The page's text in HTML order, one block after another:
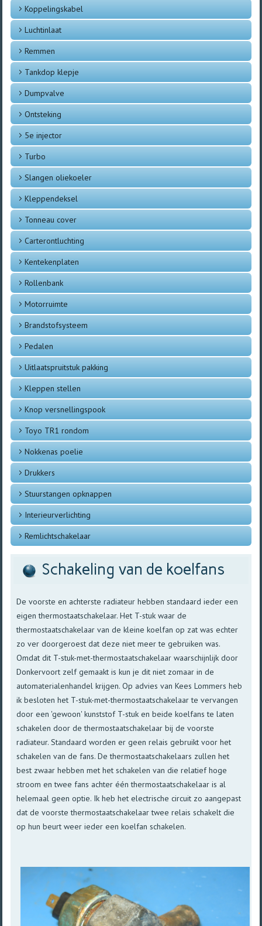
Koppelingskabel
Luchtinlaat
Remmen
Tankdop klepje
Dumpvalve
Ontsteking
5e injector
Turbo
Slangen oliekoeler
Kleppendeksel
Tonneau cover
Carterontluchting
Kentekenplaten
Rollenbank
Motorruimte
Brandstofsysteem
Pedalen
Uitlaatspruitstuk pakking
Kleppen stellen
Knop versnellingspook
Toyo TR1 rondom
Nokkenas poelie
Drukkers
Stuurstangen opknappen
Interieurverlichting
Remlichtschakelaar
Schakeling van de koelfans
De voorste en achterste radiateur hebben standaard ieder een
eigen thermostaatschakelaar. Het T-stuk waar de
thermostaatschakelaar van de kleine koelfan op zat was echter
zo ver doorgeroest dat deze niet meer te gebruiken was.
Omdat dit T-stuk-met-thermostaatschakelaar waarschijnlijk door
Donkervoort zelf gemaakt is kun je dit niet zomaar in de
automaterialenhandel krijgen. Op advies van Kees Lommers heb
ik besloten het T-stuk-met-thermostaatschakelaar te vervangen
door een 'gewoon' kunststof T-stuk en beide koelfans te laten
schakelen door de thermostaatschakelaar bij de voorste
radiateur. Standaard worden er geen relais gebruikt voor het
schakelen van de fans. De thermostaatschakelaars zullen het
best zwaar hebben met het schakelen van die relatief hoge
stroom en twee fans achter één thermostaatschakelaar is al
helemaal geen optie. Ik heb het electrische circuit zo aangepast
dat de voorste thermostaatschakelaar twee relais schakelt die
op hun beurt weer ieder een koelfan schakelen.